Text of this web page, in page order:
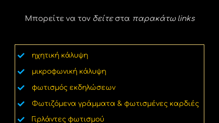
Μπορείτε να τον δείτεστα παρακάτω links
ηχητική κάλυψη
μικροφωνική κάλυψη
φωτισμός εκδηλώσεων
Φωτιζόμενα γράμματα & φωτισμένες καρδιές
Γιρλάντες φωτισμού